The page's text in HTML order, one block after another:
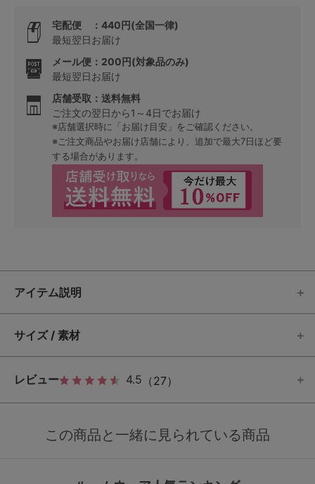
検索を閉じる
宅配便 ：440円(全国一律)
最短翌日お届け
メール便：200円(対象品のみ)
最短翌日お届け
店舗受取：送料無料
ご注文の翌日から1～4日でお届け
※店舗選択時に「お届け目安」をご確認ください。
※ご注文商品やお届け店舗により、追加で最大7日ほど要
する場合があります。
アイテム説明
サイズ / 素材
レビュー 4.5 （27）
この商品と一緒に見られている商品